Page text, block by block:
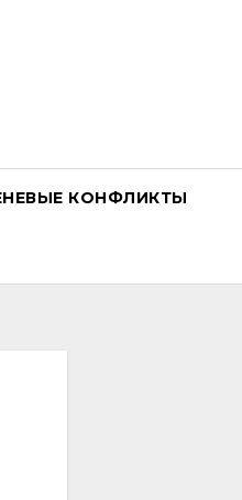
КОНФЛИКТЫ